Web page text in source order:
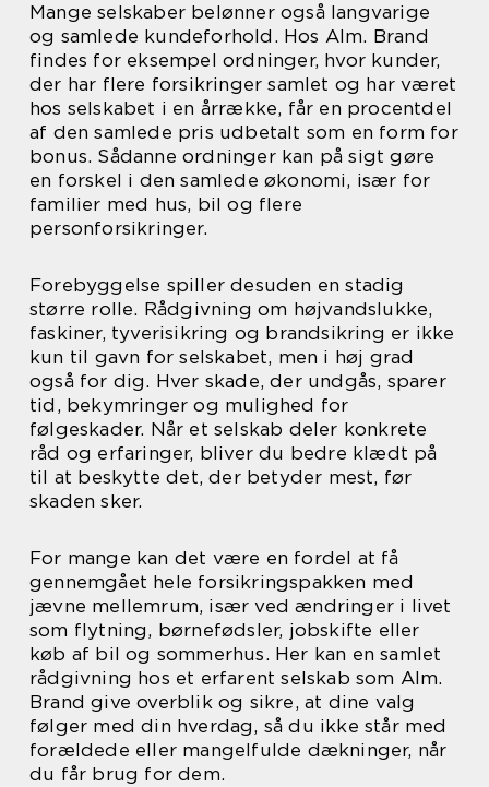
Mange selskaber belønner også langvarige
og samlede kundeforhold. Hos Alm. Brand
findes for eksempel ordninger, hvor kunder,
der har flere forsikringer samlet og har været
hos selskabet i en årrække, får en procentdel
af den samlede pris udbetalt som en form for
bonus. Sådanne ordninger kan på sigt gøre
en forskel i den samlede økonomi, især for
familier med hus, bil og flere
personforsikringer.
Forebyggelse spiller desuden en stadig
større rolle. Rådgivning om højvandslukke,
faskiner, tyverisikring og brandsikring er ikke
kun til gavn for selskabet, men i høj grad
også for dig. Hver skade, der undgås, sparer
tid, bekymringer og mulighed for
følgeskader. Når et selskab deler konkrete
råd og erfaringer, bliver du bedre klædt på
til at beskytte det, der betyder mest, før
skaden sker.
For mange kan det være en fordel at få
gennemgået hele forsikringspakken med
jævne mellemrum, især ved ændringer i livet
som flytning, børnefødsler, jobskifte eller
køb af bil og sommerhus. Her kan en samlet
rådgivning hos et erfarent selskab som Alm.
Brand give overblik og sikre, at dine valg
følger med din hverdag, så du ikke står med
forældede eller mangelfulde dækninger, når
du får brug for dem.